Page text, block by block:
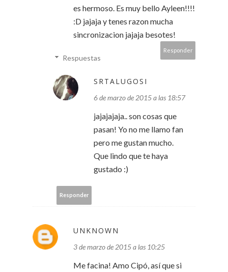
es hermoso. Es muy bello Ayleen!!!!
:D jajaja y tenes razon mucha
sincronizacion jajaja besotes!
Responder
Respuestas
SRTALUGOSI
6 de marzo de 2015 a las 18:57
jajajajaja.. son cosas que
pasan! Yo no me llamo fan
pero me gustan mucho.
Que lindo que te haya
gustado :)
Responder
UNKNOWN
3 de marzo de 2015 a las 10:25
Me facina! Amo Cipó, así que si